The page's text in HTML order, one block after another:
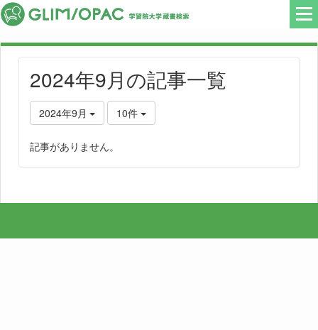
2024年9月の記事一覧
2024年9月 10件
記事がありません。